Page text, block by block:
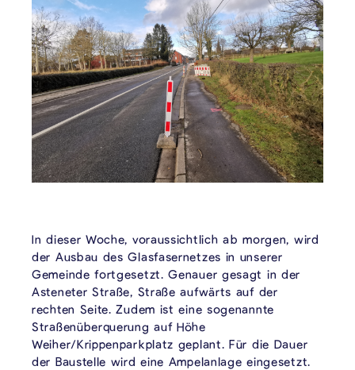
In dieser Woche, voraussichtlich ab morgen, wird
der Ausbau des Glasfasernetzes in unserer
Gemeinde fortgesetzt. Genauer gesagt in der
Asteneter Straße, Straße aufwärts auf der
rechten Seite. Zudem ist eine sogenannte
Straßenüberquerung auf Höhe
Weiher/Krippenparkplatz geplant. Für die Dauer
der Baustelle wird eine Ampelanlage eingesetzt.